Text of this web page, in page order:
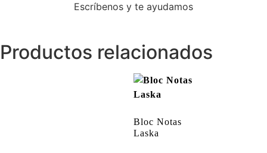
Escríbenos y te ayudamos
Productos relacionados
Bloc Notas
Laska